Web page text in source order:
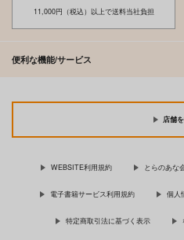
11,000円（税込）以上で送料当社負担
便利な機能/サービス
店舗
WEBSITE利用規約 とらのあな
電子書籍サービス利用規約 個人
特定商取引法に基づく表示